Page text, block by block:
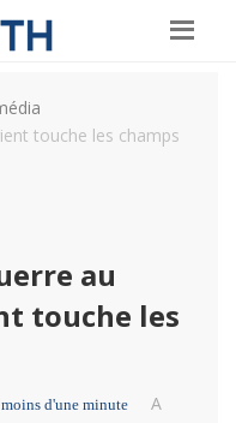
touche les champs
au
touche les
d'une minute A